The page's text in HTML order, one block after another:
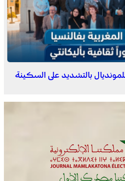
المدينة تعيد الاعتبار لمقبرة
بالتشديد على السكينة